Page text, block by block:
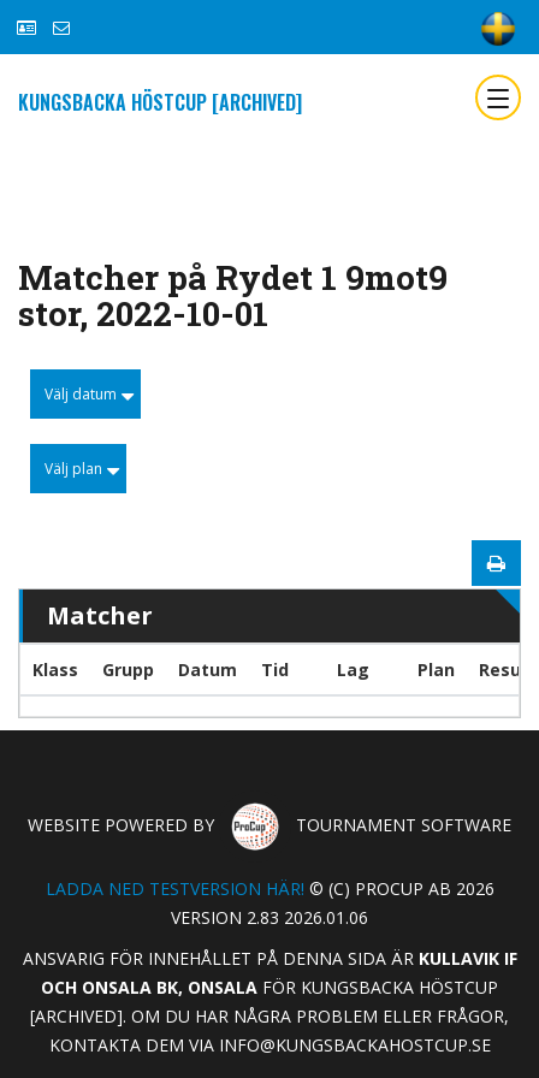
KUNGSBACKA HÖSTCUP [ARCHIVED]
Matcher på Rydet 1 9mot9
stor, 2022-10-01
Välj datum
Välj plan
Matcher
Klass Grupp Datum Tid Lag Plan
WEBSITE POWERED BY TOURNAMENT SOFTWARE
LADDA NED TESTVERSION HÄR! © (C) PROCUP AB 2026
VERSION 2.83 2026.01.06
ANSVARIG FÖR INNEHÅLLET PÅ DENNA SIDA ÄR KULLAVIK IF
OCH ONSALA BK, ONSALA FÖR KUNGSBACKA HÖSTCUP
[ARCHIVED]. OM DU HAR NÅGRA PROBLEM ELLER FRÅGOR,
KONTAKTA DEM VIA INFO@KUNGSBACKAHOSTCUP.SE